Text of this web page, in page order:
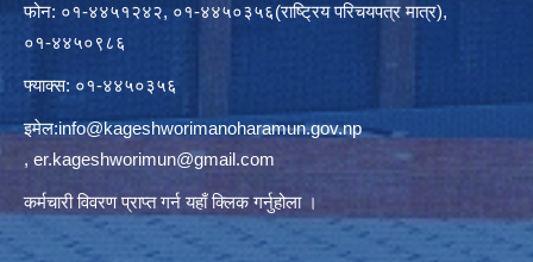
फोन: ०१-४४५१२४२, ०१-४४५०३५६(राष्ट्रिय परिचयपत्र मात्र),
०१-४४५०९८६
फ्याक्स: ०१-४४५०३५६
इमेल:info@kageshworimanoharamun.gov.np
, er.kageshworimun@gmail.com
कर्मचारी विवरण प्राप्त गर्नयहाँ क्लिकगर्नुहोला ।